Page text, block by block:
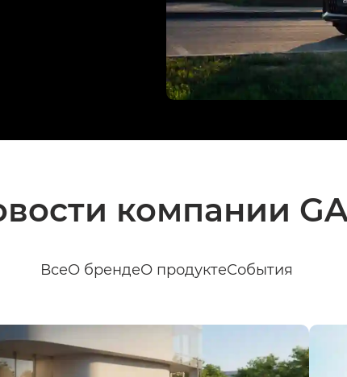
компании
ВсеО брендеО продуктеСобытия